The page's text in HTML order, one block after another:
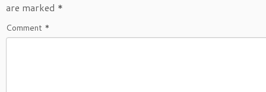
are marked *
Comment *